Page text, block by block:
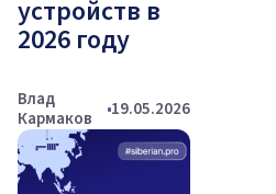
устройств в
2026 году
Влад
Кармаков
19.05.2026